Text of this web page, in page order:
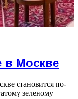
в Москве
становится по-
зеленому